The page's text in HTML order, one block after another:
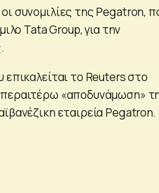
συνομιλίες της Pegatron,
Tata Group, για την
το Reuters στο
περαιτέρω «αποδυνάμωση»
εταιρεία Pegatron.